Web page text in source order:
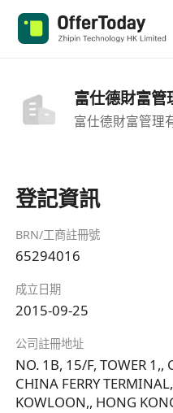
富仕德財富管
富仕德財富管理
登記資訊
BRN/工商註冊號
65294016
成立日期
2015-09-25
公司註冊地址
NO. 1B, 15/F, TOWER 1,,
CHINA FERRY
KOWLOON,, HONG